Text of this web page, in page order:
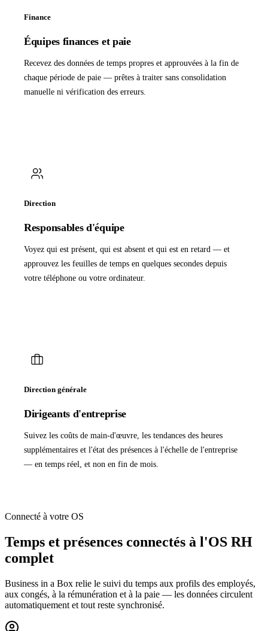
Finance
Équipes finances et paie
Recevez des données de temps propres et approuvées à la fin de
chaque période de paie — prêtes à traiter sans consolidation
manuelle ni vérification des erreurs.
Direction
Responsables d'équipe
Voyez qui est présent, qui est absent et qui est en retard — et
approuvez les feuilles de temps en quelques secondes depuis
votre téléphone ou votre ordinateur.
Direction générale
Dirigeants d'entreprise
Suivez les coûts de main-d'œuvre, les tendances des heures
supplémentaires et l'état des présences à l'échelle de l'entreprise
— en temps réel, et non en fin de mois.
Connecté à votre OS
Temps et présences connectés à l'OS RH
complet
Business in a Box relie le suivi du temps aux profils des employés,
aux congés, à la rémunération et à la paie — les données circulent
automatiquement et tout reste synchronisé.